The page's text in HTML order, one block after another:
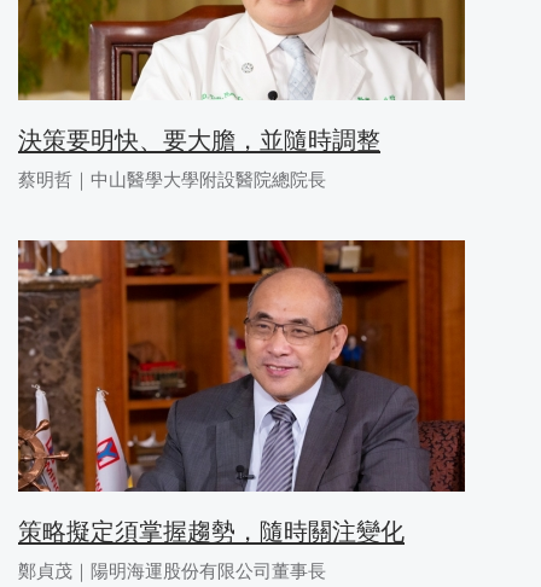
決策要明快、要大膽，並隨時調整
蔡明哲｜中山醫學大學附設醫院總院長
策略擬定須掌握趨勢，隨時關注變化
鄭貞茂｜陽明海運股份有限公司董事長